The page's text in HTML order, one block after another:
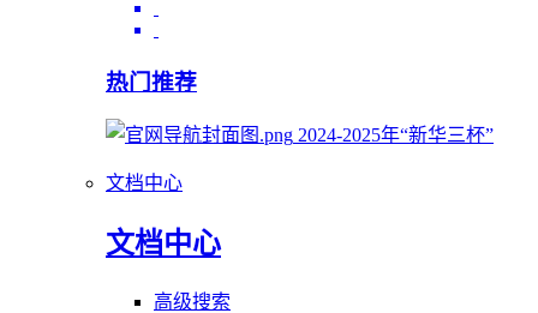
热门推荐
2024-2025年“新华三杯”
文档中心
文档中心
高级搜索